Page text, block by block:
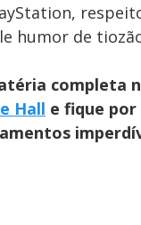
humor de
completa
Hall e fique